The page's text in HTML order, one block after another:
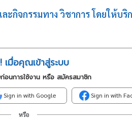
จกรรมทาง วิชาการ โดยให้บ
เมื่อคุณเข้าสู่ระบบ
อนการใช้งาน หรือ สมัครสมาชิก
Sign in with Google Sign in with
หรือ